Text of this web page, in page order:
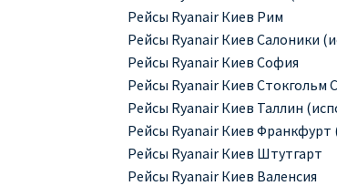
Рейсы Ryanair Киев Рим
Рейсы Ryanair Киев Салоники
Рейсы Ryanair Киев София
Рейсы Ryanair Киев Стокгольм
Рейсы Ryanair Киев Таллин
Рейсы Ryanair Киев Франкфурт
Рейсы Ryanair Киев Штутгарт
Рейсы Ryanair Киев Валенсия